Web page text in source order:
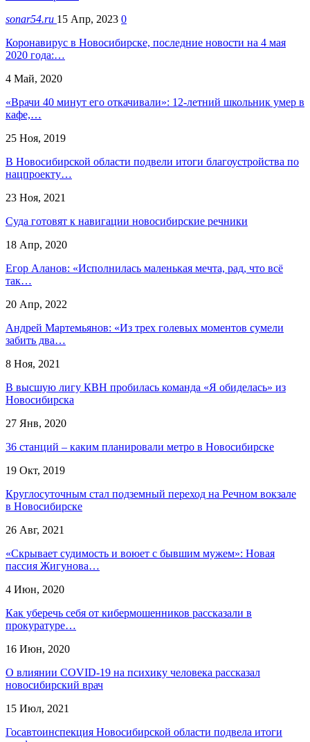
sonar54.ru 15 Апр, 2023 0
Коронавирус в Новосибирске, последние новости на 4 мая
2020 года:…
4 Май, 2020
«Врачи 40 минут его откачивали»: 12-летний школьник умер в
кафе,…
25 Ноя, 2019
В Новосибирской области подвели итоги благоустройства по
нацпроекту…
23 Ноя, 2021
Суда готовят к навигации новосибирские речники
18 Апр, 2020
Егор Аланов: «Исполнилась маленькая мечта, рад, что всё
так…
20 Апр, 2022
Андрей Мартемьянов: «Из трех голевых моментов сумели
забить два…
8 Ноя, 2021
В высшую лигу КВН пробилась команда «Я обиделась» из
Новосибирска
27 Янв, 2020
36 станций – каким планировали метро в Новосибирске
19 Окт, 2019
Круглосуточным стал подземный переход на Речном вокзале
в Новосибирске
26 Авг, 2021
«Скрывает судимость и воюет с бывшим мужем»: Новая
пассия Жигунова…
4 Июн, 2020
Как уберечь себя от кибермошенников рассказали в
прокуратуре…
16 Июн, 2020
О влиянии COVID-19 на психику человека рассказал
новосибирский врач
15 Июл, 2021
Госавтоинспекция Новосибирской области подвела итоги